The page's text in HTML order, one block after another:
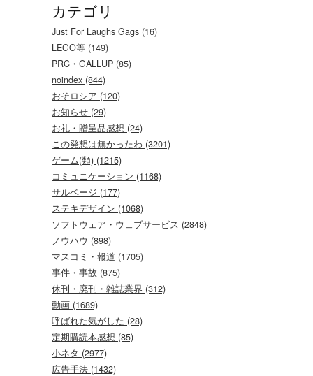
カテゴリ
Just For Laughs Gags (16)
LEGO等 (149)
PRC・GALLUP (85)
noindex (844)
おそロシア (120)
お知らせ (29)
お礼・贈呈品感想 (24)
この発想は無かったわ (3201)
ゲーム(類) (1215)
コミュニケーション (1168)
サルベージ (177)
ステキデザイン (1068)
ソフトウェア・ウェブサービス (2848)
ノウハウ (898)
マスコミ・報道 (1705)
事件・事故 (875)
休刊・廃刊・雑誌業界 (312)
動画 (1689)
呼ばれた気がした (28)
定期購読本感想 (85)
小ネタ (2977)
広告手法 (1432)